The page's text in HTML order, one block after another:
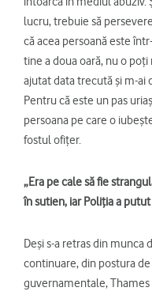
lucru, trebuie să
că acea persoană este
tine a doua oară, nu o poți
ajutat data trecută și m-ai
Pentru că este un pas
persoana pe care o
fostul ofițer.
„Era pe cale să fie
în sutien, iar Poliția a
Deși s-a retras din munca
continuare, din postura
guvernamentale,